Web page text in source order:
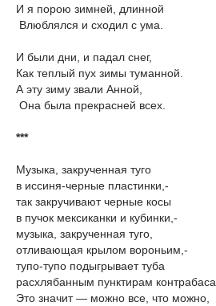
И я порою зимней, длинной
Влюблялся и сходил с ума.
И были дни, и падал снег,
Как теплый пух зимы туманной.
А эту зиму звали Анной,
Она была прекрасней всех.
***
Музыка, закрученная туго
в иссиня-черные пластинки,-
так закручивают черные косы
в пучок мексиканки и кубинки,-
музыка, закрученная туго,
отливающая крылом вороньим,-
тупо-тупо подыгрывает туба
расхлябанным пунктирам контрабаса.
Это значит — можно все, что можно,